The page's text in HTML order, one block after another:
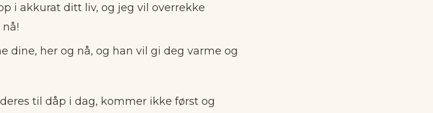
i akkurat ditt liv, og jeg vil overrekke
dine, her og nå, og han vil gi deg varme og
til dåp i dag, kommer ikke først og